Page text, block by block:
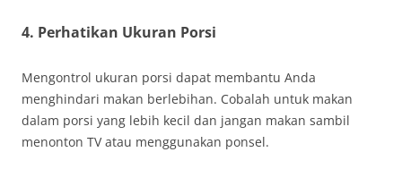
4. Perhatikan Ukuran Porsi
Mengontrol ukuran porsi dapat membantu Anda
menghindari makan berlebihan. Cobalah untuk makan
dalam porsi yang lebih kecil dan jangan makan sambil
menonton TV atau menggunakan ponsel.